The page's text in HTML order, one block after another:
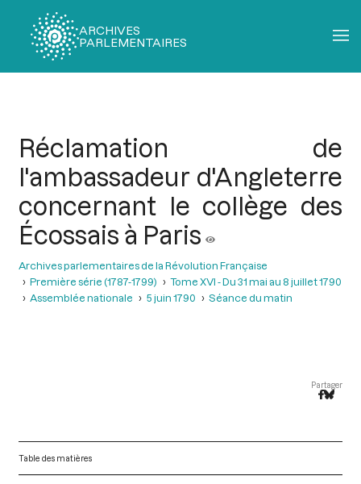
ARCHIVES
PARLEMENTAIRES
Réclamation de
l'ambassadeur d'Angleterre
concernant le collège des
Écossais à Paris
Archives parlementaires de la Révolution Française
Première série (1787-1799)
Tome XVI - Du 31 mai au 8 juillet 1790
Assemblée nationale
5 juin 1790 Séance du matin
Partager
Table des matières